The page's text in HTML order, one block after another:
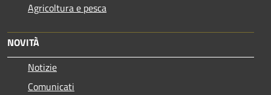
Agricoltura e pesca
NOVITÀ
Notizie
Comunicati